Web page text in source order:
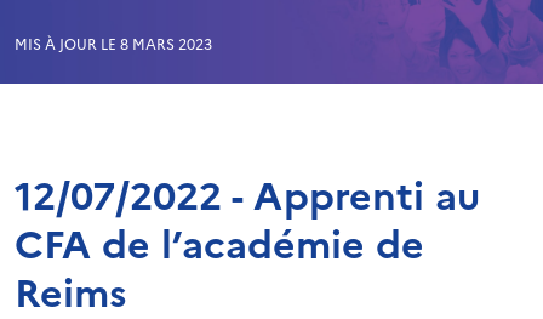
MIS À JOUR LE 8 MARS 2023
12/07/2022 - Apprenti au
CFA de l’académie de
Reims